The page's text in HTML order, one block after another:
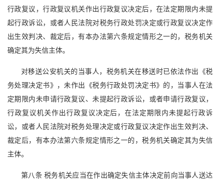
行政复议，行政复议机关作出行政复议决定后，在法定期限内未提
起行政诉讼，或者人民法院对税务行政处罚决定或行政复议决定作
出生效判决、裁定后，有本办法第六条规定情形之一的，税务机关
确定其为失信主体。
对移送公安机关的当事人，税务机关在移送时已依法作出《税
务处理决定书》，未作出《税务行政处罚决定书》的，当事人在法
定期限内未申请行政复议、未提起行政诉讼，或者申请行政复议，
行政复议机关作出行政复议决定后，在法定期限内未提起行政诉
讼，或者人民法院对税务处理决定或行政复议决定作出生效判决、
裁定后，有本办法第六条规定情形之一的，税务机关确定其为失信
主体。
第八条 税务机关应当在作出确定失信主体决定前向当事人送达